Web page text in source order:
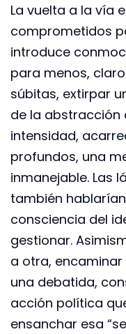
La vuelta a la vía
comprometidos
introduce
para menos,
súbitas, extirpar
de la abstracción
intensidad,
profundos, una
inmanejable. Las
también
consciencia del
gestionar.
a otra,
una debatida,
acción política
ensanchar esa